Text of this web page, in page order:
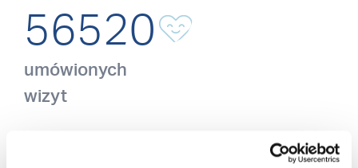
65880
umówionych
wizyt